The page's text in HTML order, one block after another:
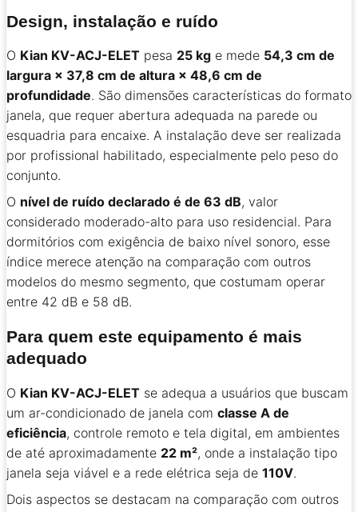
Design, instalação e ruído
O Kian KV-ACJ-ELET pesa 25 kg e mede 54,3 cm de
largura × 37,8 cm de altura × 48,6 cm de
profundidade. São dimensões características do formato
janela, que requer abertura adequada na parede ou
esquadria para encaixe. A instalação deve ser realizada
por profissional habilitado, especialmente pelo peso do
conjunto.
O nível de ruído declarado é de 63 dB, valor
considerado moderado-alto para uso residencial. Para
dormitórios com exigência de baixo nível sonoro, esse
índice merece atenção na comparação com outros
modelos do mesmo segmento, que costumam operar
entre 42 dB e 58 dB.
Para quem este equipamento é mais
adequado
O Kian KV-ACJ-ELET se adequa a usuários que buscam
um ar-condicionado de janela com classe A de
eficiência, controle remoto e tela digital, em ambientes
de até aproximadamente 22 m², onde a instalação tipo
janela seja viável e a rede elétrica seja de 110V.
Dois aspectos se destacam na comparação com outros